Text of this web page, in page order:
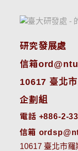
研究發展處
信箱
10617 臺北
企劃組
電話 +886-2-
信箱
10617 臺北市